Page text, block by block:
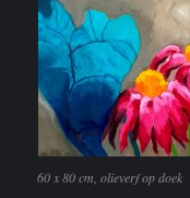
60 x 80 cm, olieverf op doek